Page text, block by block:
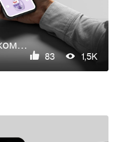
WHITE GROUP — компания-производитель бытовой химии
83 1,5K